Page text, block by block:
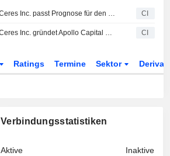
Ceres Inc. passt Prognose für den konsolidierten Gewinn für das am 31. Dezember 2026 endende Geschäftsjahr an CI
Ceres Inc. gründet Apollo Capital Contents I Investment Limited Partnership als festgelegte Tochtergesellschaft CI
Ratings Termine Sektor Derivate
Verbindungsstatistiken
Aktive Inaktive